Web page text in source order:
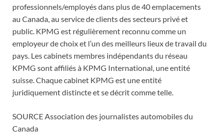
professionnels/employés dans plus de 40 emplacements
au Canada, au service de clients des secteurs privé et
public. KPMG est régulièrement reconnu comme un
employeur de choix et l’un des meilleurs lieux de travail du
pays. Les cabinets membres indépendants du réseau
KPMG sont affiliés à KPMG International, une entité
suisse. Chaque cabinet KPMG est une entité
juridiquement distincte et se décrit comme telle.
SOURCE Association des journalistes automobiles du
Canada